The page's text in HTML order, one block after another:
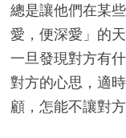
總是讓他們在某
愛，便深愛」的
一旦發現對方有
對方的心思，適
顧，怎能不讓對